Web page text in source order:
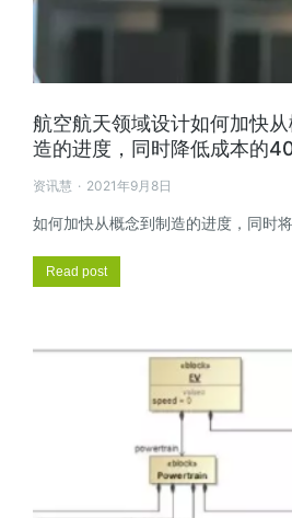
航空航天领域设计如何加快从
造的进度，同时降低成本的
资讯慧 2021年9月8日
如何加快从概念到制造的进度，同时
Read post